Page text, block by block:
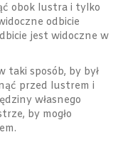
obok lustra i tylko
odbicie
jest widoczne w
taki sposób, by był
przed lustrem i
własnego
by mogło